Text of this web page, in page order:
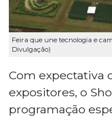
Feira que une tecnologia e
Divulgação)
Com expectativa
expositores, o
programação